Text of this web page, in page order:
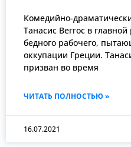
Комедийно-
Танасис Веггос в
бедного рабочего,
оккупации Греции.
призван во время
ЧИТАТЬ ПОЛНОСТЬЮ »
16.07.2021